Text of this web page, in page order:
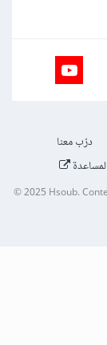
درّب معنا
© 2025Hsoub.